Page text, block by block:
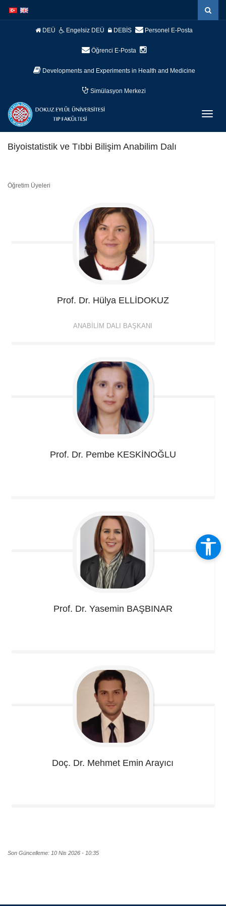
atla
atla
DEÜ Engelsiz DEÜ DEBİS Personel E-Posta
Öğrenci E-Posta
Developments and Experiments in Health and Medicine
Simülasyon Merkezi
Biyoistatistik ve Tıbbi Bilişim Anabilim Dalı
Öğretim Üyeleri
Prof. Dr. Hülya ELLİDOKUZ
ANABILIM DALI BAŞKANI
Prof. Dr. Pembe KESKİNOĞLU
Prof. Dr. Yasemin BAŞBINAR
Doç. Dr. Mehmet Emin Arayıcı
Son Güncelleme: 10 Nis 2026 - 10:35